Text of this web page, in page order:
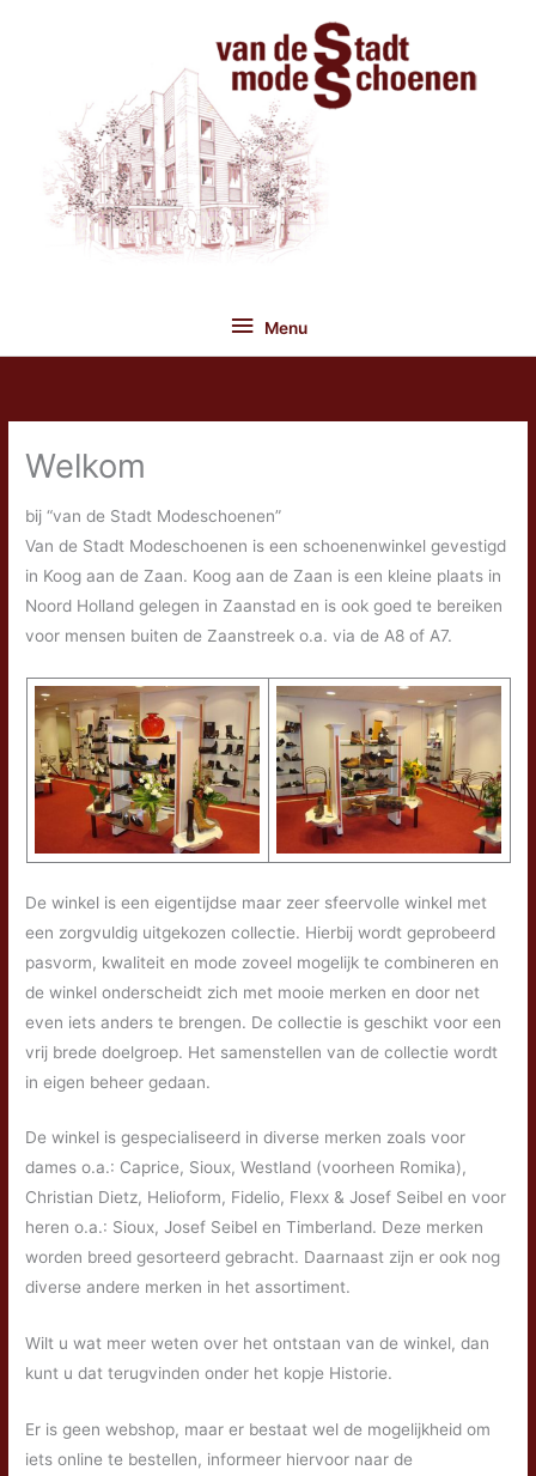
Menu
Menu
Welkom
bij “van de Stadt Modeschoenen”
Van de Stadt Modeschoenen is een schoenenwinkel gevestigd
in Koog aan de Zaan. Koog aan de Zaan is een kleine plaats in
Noord Holland gelegen in Zaanstad en is ook goed te bereiken
voor mensen buiten de Zaanstreek o.a. via de A8 of A7.
De winkel is een eigentijdse maar zeer sfeervolle winkel met
een zorgvuldig uitgekozen collectie. Hierbij wordt geprobeerd
pasvorm, kwaliteit en mode zoveel mogelijk te combineren en
de winkel onderscheidt zich met mooie merken en door net
even iets anders te brengen. De collectie is geschikt voor een
vrij brede doelgroep. Het samenstellen van de collectie wordt
in eigen beheer gedaan.
De winkel is gespecialiseerd in diverse merken zoals voor
dames o.a.: Caprice, Sioux, Westland (voorheen Romika),
Christian Dietz, Helioform, Fidelio, Flexx & Josef Seibel en voor
heren o.a.: Sioux, Josef Seibel en Timberland. Deze merken
worden breed gesorteerd gebracht. Daarnaast zijn er ook nog
diverse andere merken in het assortiment.
Wilt u wat meer weten over het ontstaan van de winkel, dan
kunt u dat terugvinden onder het kopje Historie.
Er is geen webshop, maar er bestaat wel de mogelijkheid om
iets online te bestellen, informeer hiervoor naar de